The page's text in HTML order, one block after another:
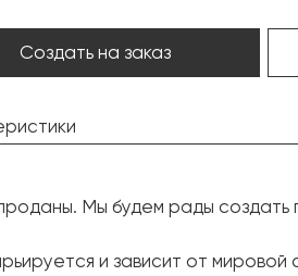
Создать на заказ
Мы будем рады
и зависит от мировой